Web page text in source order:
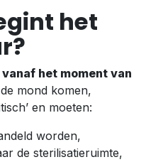
het
vanaf het moment van
mond komen,
en moeten:
worden,
de sterilisatieruimte,